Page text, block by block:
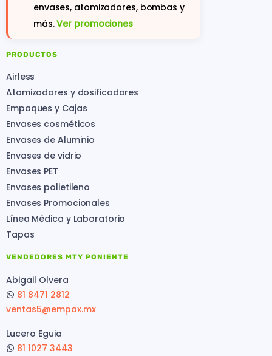
envases, atomizadores, bombas y
más.Ver promociones
PRODUCTOS
Airless
Atomizadores y dosificadores
Empaques y Cajas
Envases cosméticos
Envases de Aluminio
Envases de vidrio
Envases PET
Envases polietileno
Envases Promocionales
Línea Médica y Laboratorio
Tapas
VENDEDORES MTY PONIENTE
Abigail Olvera
81 8471 2812
ventas5@empax.mx
Lucero Eguia
81 1027 3443